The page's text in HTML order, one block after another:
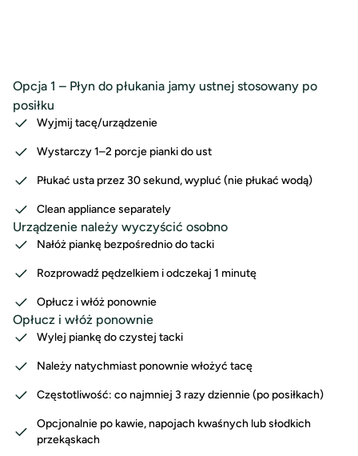
Opcja 1 – Płyn do płukania jamy ustnej stosowany po
posiłku
Wyjmij tacę/urządzenie
Wystarczy 1–2 porcje pianki do ust
Płukać usta przez 30 sekund, wypluć (nie płukać wodą)
Clean appliance separately
Urządzenie należy wyczyścić osobno
Nałóż piankę bezpośrednio do tacki
Rozprowadź pędzelkiem i odczekaj 1 minutę
Opłucz i włóż ponownie
Opłucz i włóż ponownie
Wylej piankę do czystej tacki
Należy natychmiast ponownie włożyć tacę
Częstotliwość: co najmniej 3 razy dziennie (po posiłkach)
Opcjonalnie po kawie, napojach kwaśnych lub słodkich
przekąskach